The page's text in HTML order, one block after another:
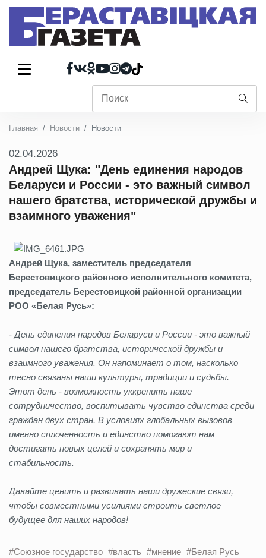
Главная Новости Новости
02.04.2026
Андрей Щука: "День единения народов
Беларуси и России - это важный символ
нашего братства, исторической дружбы и
взаимного уважения"
Андрей Щука, заместитель председателя
Берестовицкого районного исполнительного комитета,
председатель Берестовицкой районной организации
РОО «Белая Русь»:
- День единения народов Беларуси и России - это важный
символ нашего братства, исторической дружбы и
взаимного уважения. Он напоминает о том, насколько
тесно связаны наши культуры, традиции и судьбы.
Этот день - возможность уккрепить наше
сотрудничество, воспитывать чувство единства среди
граждан двух стран. В условиях глобальных вызовов
именно сплоченность и единство помогают нам
достигать новых целей и сохранять мир и
стабильность.
Давайте ценить и развивать наши дружеские связи,
чтобы совместными усилиями строить светлое
будущее для наших народов!
#Союзное государство #власть #мнение #Белая Русь